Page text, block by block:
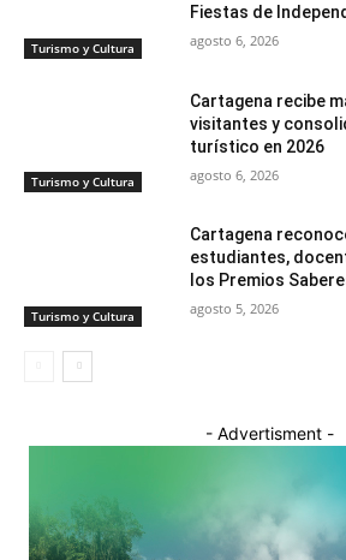
Turismo y Cultura
Fiestas de
agosto 6, 2026
Turismo y Cultura
Cartagena recibe
visitantes y
turístico en 2026
agosto 6, 2026
Turismo y Cultura
Cartagena
estudiantes,
los Premios
agosto 5, 2026
- Advertisment -